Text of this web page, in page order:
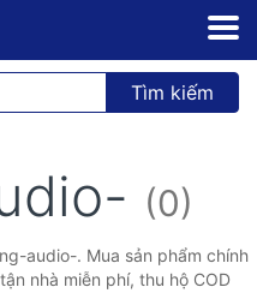
Tìm kiếm
(0)
audio-. Mua sản phẩm chính
nhà miễn phí, thu hộ COD